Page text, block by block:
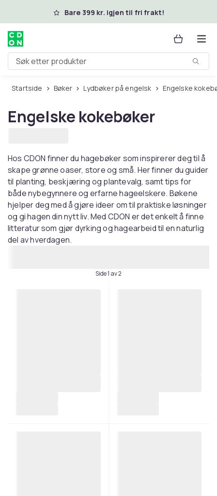
Hopp til hovedinnholdBare 399 kr. igjen til fri frakt!
Søk etter produkter
Startside Bøker Lydbøker på engelsk Engelske
Engelske kokebøker
Hos CDON finner du hagebøker som inspirerer deg til å
skape grønne oaser, store og små. Her finner du guider
til planting, beskjæring og plantevalg, samt tips for
både nybegynnere og erfarne hageelskere. Bøkene
hjelper deg med å gjøre ideer om til praktiske løsninger
og gi hagen din nytt liv. Med CDON er det enkelt å finne
litteratur som gjør dyrking og hagearbeid til en naturlig
del av hverdagen.
Side 1 av 2